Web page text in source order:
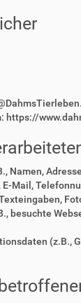
https://
Namen,
Mail,
besuchte
(z.B.,